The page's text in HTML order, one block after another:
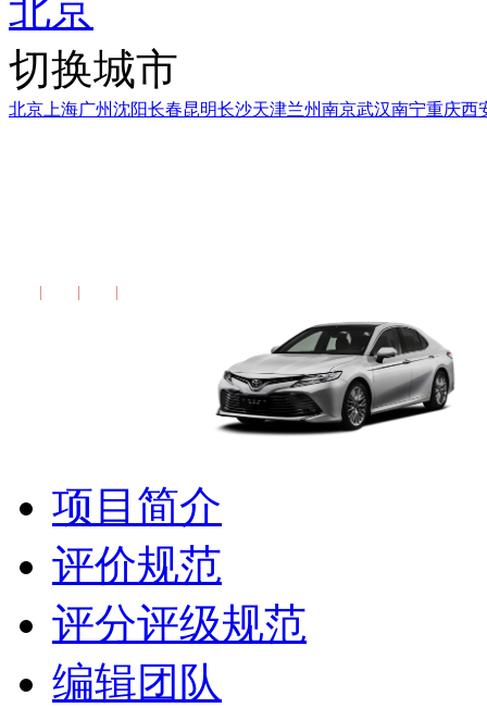
北京
切换城市
北京 上海广州沈阳长春昆明长沙天津兰州南京武汉南宁重庆西
项目简介
评价规范
评分评级规范
编辑团队